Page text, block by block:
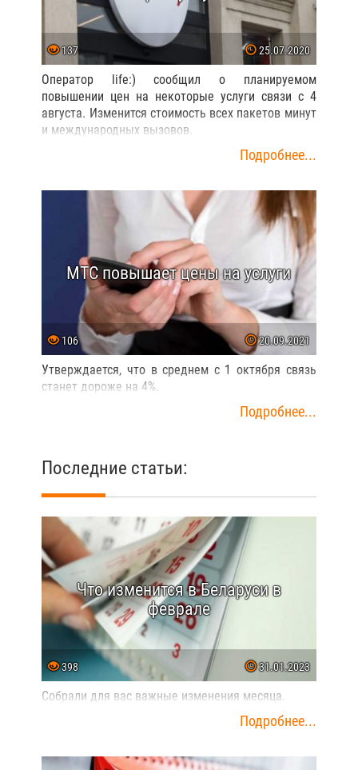
137 25.07.2020
Оператор life:) сообщил о планируемом
повышении цен на некоторые услуги связи с 4
августа. Изменится стоимость всех пакетов минут
и международных вызовов.
Подробнее...
МТС повышает цены на услуги
106 20.09.2021
Утверждается, что в среднем с 1 октября связь
станет дороже на 4%.
Подробнее...
Последние статьи:
Что изменится в Беларуси в
феврале
398 31.01.2023
Собрали для вас важные изменения месяца.
Подробнее...